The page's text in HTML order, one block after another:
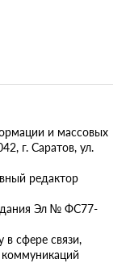
и массовых
г. Саратов, ул.
редактор
Эл № ФС77-
сфере связи,